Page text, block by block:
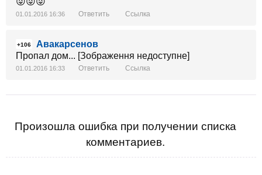
01.01.2016 16:36 Ответить Ссылка
+106
Авакарсенов
Пропал дом... [Зображення недоступне]
01.01.2016 16:33 Ответить Ссылка
Произошла ошибка при получении списка
комментариев.